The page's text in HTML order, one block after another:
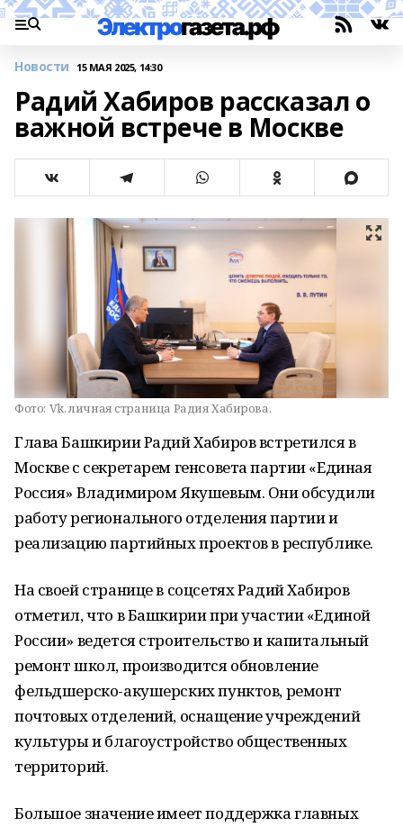
Новости 15 МАЯ 2025, 14:30
Радий Хабиров рассказал о
важной встрече в Москве
Фото: Vk, личная страница Радия Хабирова.
Глава Башкирии Радий Хабиров встретился в
Москве с секретарем генсовета партии «Единая
Россия» Владимиром Якушевым. Они обсудили
работу регионального отделения партии и
реализацию партийных проектов в республике.
На своей странице в соцсетях Радий Хабиров
отметил, что в Башкирии при участии «Единой
России» ведется строительство и капитальный
ремонт школ, производится обновление
фельдшерско-акушерских пунктов, ремонт
почтовых отделений, оснащение учреждений
культуры и благоустройство общественных
территорий.
Большое значение имеет поддержка главных